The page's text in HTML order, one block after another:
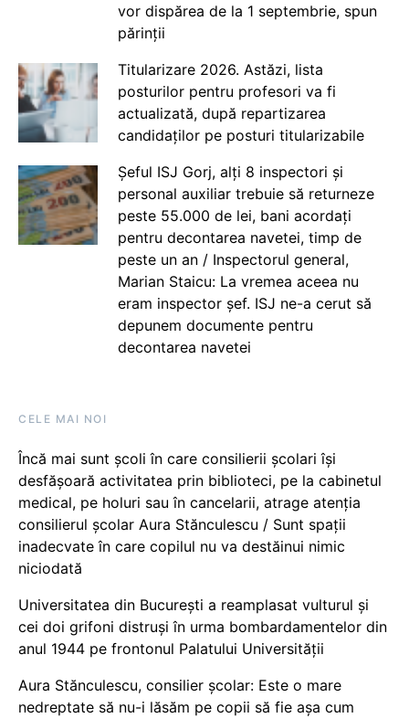
vor dispărea de la 1 septembrie, spun
părinții
Titularizare 2026. Astăzi, lista
posturilor pentru profesori va fi
actualizată, după repartizarea
candidaților pe posturi titularizabile
Șeful ISJ Gorj, alți 8 inspectori și
personal auxiliar trebuie să returneze
peste 55.000 de lei, bani acordați
pentru decontarea navetei, timp de
peste un an / Inspectorul general,
Marian Staicu: La vremea aceea nu
eram inspector șef. ISJ ne-a cerut să
depunem documente pentru
decontarea navetei
CELE MAI NOI
Încă mai sunt școli în care consilierii școlari își
desfășoară activitatea prin biblioteci, pe la cabinetul
medical, pe holuri sau în cancelarii, atrage atenția
consilierul școlar Aura Stănculescu / Sunt spații
inadecvate în care copilul nu va destăinui nimic
niciodată
Universitatea din București a reamplasat vulturul și
cei doi grifoni distruși în urma bombardamentelor din
anul 1944 pe frontonul Palatului Universității
Aura Stănculescu, consilier școlar: Este o mare
nedreptate să nu-i lăsăm pe copii să fie așa cum